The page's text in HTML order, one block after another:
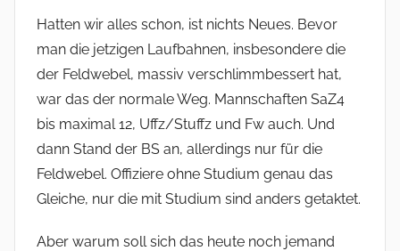
Hatten wir alles schon, ist nichts Neues. Bevor
man die jetzigen Laufbahnen, insbesondere die
der Feldwebel, massiv verschlimmbessert hat,
war das der normale Weg. Mannschaften SaZ4
bis maximal 12, Uffz/Stuffz und Fw auch. Und
dann Stand der BS an, allerdings nur für die
Feldwebel. Offiziere ohne Studium genau das
Gleiche, nur die mit Studium sind anders getaktet.
Aber warum soll sich das heute noch jemand